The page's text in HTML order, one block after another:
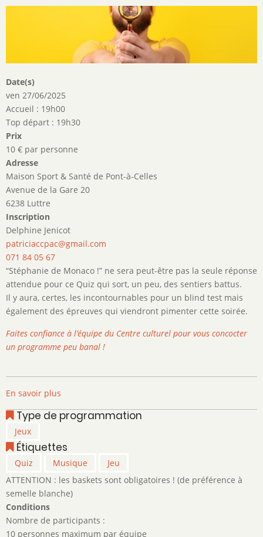
Date(s)
ven 27/06/2025
Accueil : 19h00
Top départ : 19h30
Prix
10 € par personne
Adresse
Maison Sport & Santé de Pont-à-Celles
Avenue de la Gare 20
6238 Luttre
Inscription
Delphine Jenicot
patriciaccpac@gmail.com
071 84 05 67
“Stéphanie de Monaco !” ne sera peut-être pas la seule réponse
attendue pour ce Quiz qui sort, un peu, des sentiers battus.
Il y aura, certes, les incontournables pour un blind test mais
également des épreuves qui viendront pimenter cette soirée.
Faites confiance à l’équipe du Centre culturel pour vous concocter
un programme peu banal !
En savoir plus
des
!
Type de programmation
Jeux
Étiquettes
Quiz Musique
Jeu
ATTENTION : les baskets sont obligatoires ! (de préférence à
semelle blanche)
Conditions
Nombre de participants :
10 personnes maximum par équipe